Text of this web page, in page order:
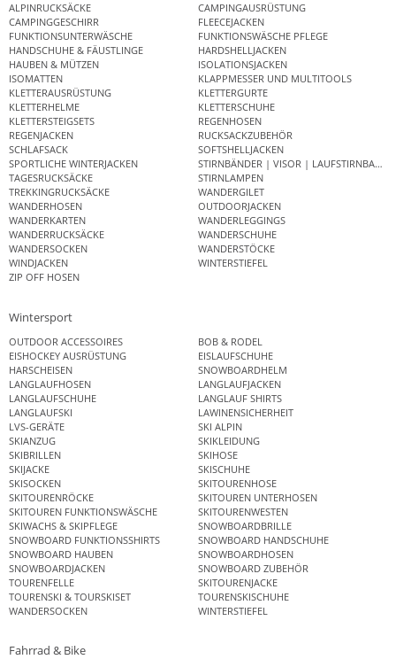
ALPINRUCKSÄCKE
CAMPINGAUSRÜSTUNG
CAMPINGGESCHIRR
FLEECEJACKEN
FUNKTIONSUNTERWÄSCHE
FUNKTIONSWÄSCHE PFLEGE
HANDSCHUHE & FÄUSTLINGE
HARDSHELLJACKEN
HAUBEN & MÜTZEN
ISOLATIONSJACKEN
ISOMATTEN
KLAPPMESSER UND MULTITOOLS
KLETTERAUSRÜSTUNG
KLETTERGURTE
KLETTERHELME
KLETTERSCHUHE
KLETTERSTEIGSETS
REGENHOSEN
REGENJACKEN
RUCKSACKZUBEHÖR
SCHLAFSACK
SOFTSHELLJACKEN
SPORTLICHE WINTERJACKEN
STIRNBÄNDER | VISOR | LAUFSTIRNBAND
TAGESRUCKSÄCKE
STIRNLAMPEN
TREKKINGRUCKSÄCKE
WANDERGILET
WANDERHOSEN
OUTDOORJACKEN
WANDERKARTEN
WANDERLEGGINGS
WANDERRUCKSÄCKE
WANDERSCHUHE
WANDERSOCKEN
WANDERSTÖCKE
WINDJACKEN
WINTERSTIEFEL
ZIP OFF HOSEN
Wintersport
OUTDOOR ACCESSOIRES
BOB & RODEL
EISHOCKEY AUSRÜSTUNG
EISLAUFSCHUHE
HARSCHEISEN
SNOWBOARDHELM
LANGLAUFHOSEN
LANGLAUFJACKEN
LANGLAUFSCHUHE
LANGLAUF SHIRTS
LANGLAUFSKI
LAWINENSICHERHEIT
LVS-GERÄTE
SKI ALPIN
SKIANZUG
SKIKLEIDUNG
SKIBRILLEN
SKIHOSE
SKIJACKE
SKISCHUHE
SKISOCKEN
SKITOURENHOSE
SKITOURENRÖCKE
SKITOUREN UNTERHOSEN
SKITOUREN FUNKTIONSWÄSCHE
SKITOURENWESTEN
SKIWACHS & SKIPFLEGE
SNOWBOARDBRILLE
SNOWBOARD FUNKTIONSSHIRTS
SNOWBOARD HANDSCHUHE
SNOWBOARD HAUBEN
SNOWBOARDHOSEN
SNOWBOARDJACKEN
SNOWBOARD ZUBEHÖR
TOURENFELLE
SKITOURENJACKE
TOURENSKI & TOURSKISET
TOURENSKISCHUHE
WANDERSOCKEN
WINTERSTIEFEL
Fahrrad & Bike